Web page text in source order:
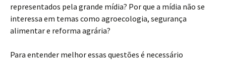
representados pela grande mídia? Por que a mídia não se
interessa em temas como agroecologia, segurança
alimentar e reforma agrária?
Para entender melhor essas questões é necessário